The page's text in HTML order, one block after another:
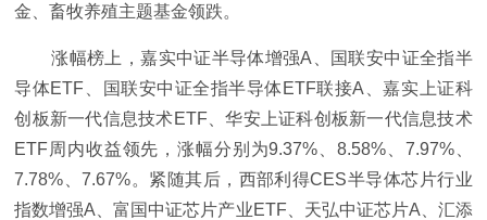
金、畜牧养殖主题基金领跌。
涨幅榜上，嘉实中证半导体增强A、国联安中证全指半
导体ETF、国联安中证全指半导体ETF联接A、嘉实上证科
创板新一代信息技术ETF、华安上证科创板新一代信息技术
ETF周内收益领先，涨幅分别为9.37%、8.58%、7.97%、
7.78%、7.67%。紧随其后，西部利得CES半导体芯片行业
指数增强A、富国中证芯片产业ETF、天弘中证芯片A、汇添